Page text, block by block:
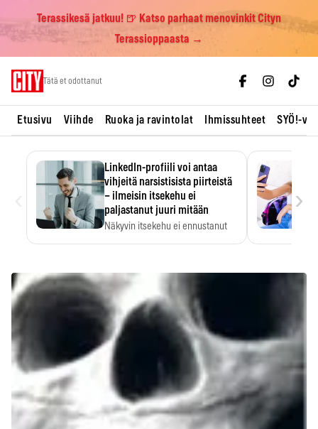
Terassikesä jatkuu! 🍺 Katso parhaat menovinkit Cityn
Terassioppaasta →
Tätä et odottanut
Etusivu Viihde Ruoka ja ravintolat Ihmissuhteet SYÖ!-
LinkedIn-profiili voi antaa
vihjeitä narsistisista piirteistä
– ilmeisin itsekehu ei
paljastanut juuri mitään
Näkyvin itsekehu ei ennustanut
›